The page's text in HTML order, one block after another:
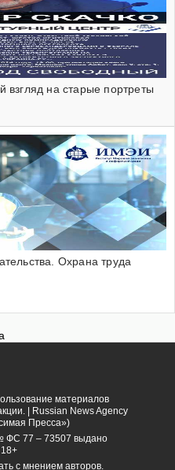
взгляд на старые портреты
Охрана труда
материалов
| Russian News Agency
Пресса»)
ФС 77 – 73507 выдано
18+
с мнением авторов.